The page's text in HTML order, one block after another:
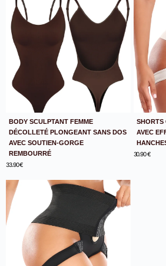
BODY SCULPTANT FEMME
DÉCOLLETÉ PLONGEANT SANS DOS
AVEC SOUTIEN-GORGE
REMBOURRÉ
33.90€
SHORTS
AVEC
30.90€